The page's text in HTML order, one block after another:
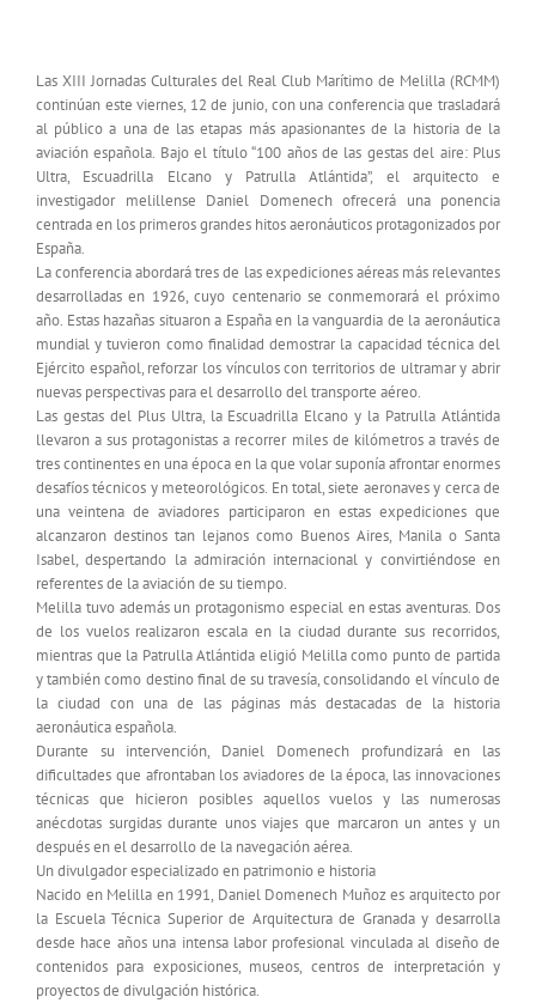
Las XIII Jornadas Culturales del Real Club Marítimo de Melilla (RCMM)
continúan este viernes, 12 de junio, con una conferencia que trasladará
al público a una de las etapas más apasionantes de la historia de la
aviación española. Bajo el título “100 años de las gestas del aire: Plus
Ultra, Escuadrilla Elcano y Patrulla Atlántida”, el arquitecto e
investigador melillense Daniel Domenech ofrecerá una ponencia
centrada en los primeros grandes hitos aeronáuticos protagonizados por
España.
La conferencia abordará tres de las expediciones aéreas más relevantes
desarrolladas en 1926, cuyo centenario se conmemorará el próximo
año. Estas hazañas situaron a España en la vanguardia de la aeronáutica
mundial y tuvieron como finalidad demostrar la capacidad técnica del
Ejército español, reforzar los vínculos con territorios de ultramar y abrir
nuevas perspectivas para el desarrollo del transporte aéreo.
Las gestas del Plus Ultra, la Escuadrilla Elcano y la Patrulla Atlántida
llevaron a sus protagonistas a recorrer miles de kilómetros a través de
tres continentes en una época en la que volar suponía afrontar enormes
desafíos técnicos y meteorológicos. En total, siete aeronaves y cerca de
una veintena de aviadores participaron en estas expediciones que
alcanzaron destinos tan lejanos como Buenos Aires, Manila o Santa
Isabel, despertando la admiración internacional y convirtiéndose en
referentes de la aviación de su tiempo.
Melilla tuvo además un protagonismo especial en estas aventuras. Dos
de los vuelos realizaron escala en la ciudad durante sus recorridos,
mientras que la Patrulla Atlántida eligió Melilla como punto de partida
y también como destino final de su travesía, consolidando el vínculo de
la ciudad con una de las páginas más destacadas de la historia
aeronáutica española.
Durante su intervención, Daniel Domenech profundizará en las
dificultades que afrontaban los aviadores de la época, las innovaciones
técnicas que hicieron posibles aquellos vuelos y las numerosas
anécdotas surgidas durante unos viajes que marcaron un antes y un
después en el desarrollo de la navegación aérea.
Un divulgador especializado en patrimonio e historia
Nacido en Melilla en 1991, Daniel Domenech Muñoz es arquitecto por
la Escuela Técnica Superior de Arquitectura de Granada y desarrolla
desde hace años una intensa labor profesional vinculada al diseño de
contenidos para exposiciones, museos, centros de interpretación y
proyectos de divulgación histórica.